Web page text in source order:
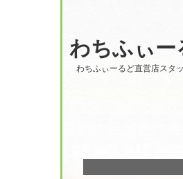
わちふぃー
わちふぃーるど直営店スタ